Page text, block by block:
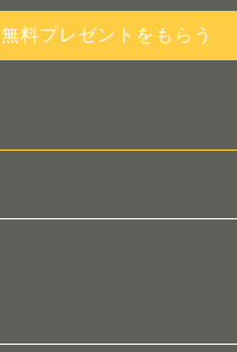
無料プレゼントをもらう